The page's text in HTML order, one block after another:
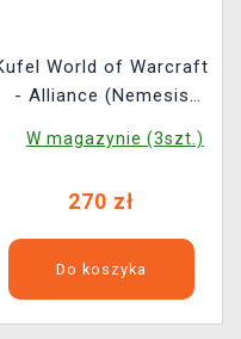
World of Warcraft
- Alliance (Nemesis
W magazynie (3szt.)
270 zł
Do koszyka